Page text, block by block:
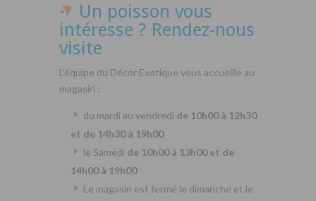
Un poisson vous
intéresse ? Rendez-nous
visite
L’équipe du Décor Exotique vous accueille au
magasin :
du mardi au vendredi de 10h00 à 12h30
et de 14h30 à 19h00
le Samedi de 10h00 à 13h00 et de
14h00 à 19h00
Le magasin est fermé le dimanche et le